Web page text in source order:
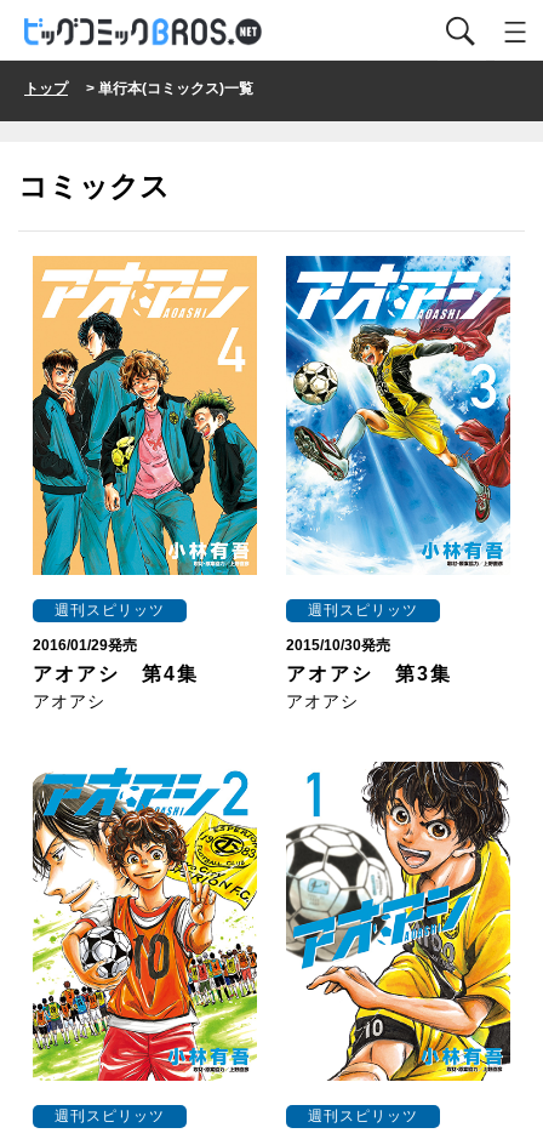
トップ> 単行本(コミックス)一覧
コミックス
週刊スピリッツ
2016/01/29発売
アオアシ 第4集
アオアシ
週刊スピリッツ
2015/10/30発売
アオアシ 第3集
アオアシ
週刊スピリッツ 週刊スピリッツ